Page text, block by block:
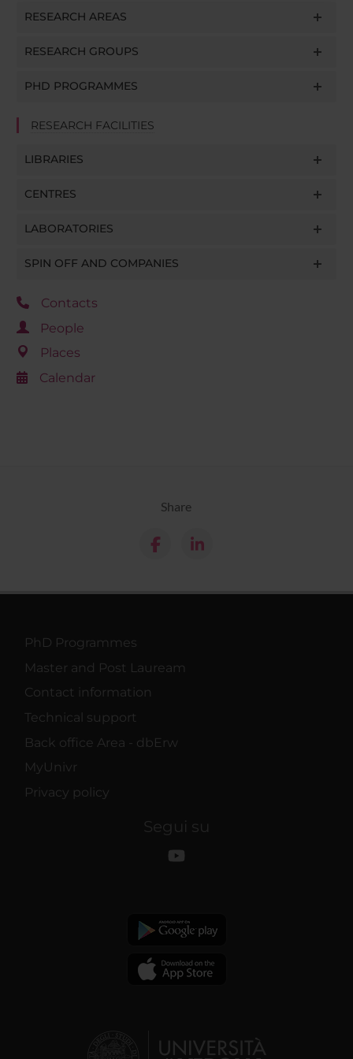
RESEARCH AREAS
RESEARCH GROUPS
PHD PROGRAMMES
RESEARCH FACILITIES
LIBRARIES
CENTRES
LABORATORIES
SPIN OFF AND COMPANIES
Contacts
People
Places
Calendar
Share
PhD Programmes
Master and Post Lauream
Contact information
Technical support
Back office Area - dbErw
MyUnivr
Privacy policy
Segui su